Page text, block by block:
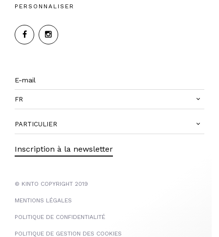
PERSONNALISER
FR
PARTICULIER
Inscription à la newsletter
© KINTO COPYRIGHT 2019
MENTIONS LÉGALES
POLITIQUE DE CONFIDENTIALITÉ
POLITIQUE DE GESTION DES COOKIES